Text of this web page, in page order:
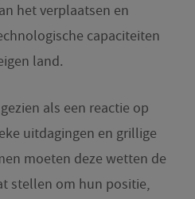
het verplaatsen en
capaciteiten
land.
als een reactie op
uitdagingen en grillige
moeten deze wetten de
stellen om hun positie,